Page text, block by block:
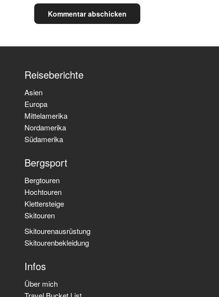
Reiseberichte
Asien
Europa
Mittelamerika
Nordamerika
Südamerika
Bergsport
Bergtouren
Hochtouren
Klettersteige
Skitouren
Skitourenausrüstung
Skitourenbekleidung
Infos
Über mich